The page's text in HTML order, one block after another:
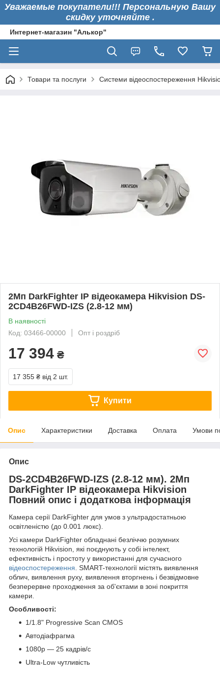
Уважаемые покупатели!!! Персональную Вашу
скидку уточняйте .
Интернет-магазин "Алькор"
Товари та послуги Системи відеоспостереження
2Мп DarkFighter IP відеокамера Hikvision DS-
2CD4B26FWD-IZS (2.8-12 мм)
В наявності
Код: 03466-00000
Опт і роздріб
17 394 ₴
17 355 ₴ від 2 шт.
Купити
Опис Характеристики Доставка Оплата Умови
Опис
DS-2CD4B26FWD-IZS (2.8-12 мм). 2Мп
DarkFighter IP відеокамера Hikvision
Повний опис і додаткова інформація
Камера серії DarkFighter для умов з ультрадостатньою
освітленістю (до 0.001 люкс).
Усі камери DarkFighter обладнані безліччю розумних
технологій Hikvision, які поєднують у собі інтелект,
ефективність і простоту у використанні для сучасного
відеоспостереження. SMART-технології містять виявлення
облич, виявлення руху, виявлення вторгнень і безвідмовне
безперервне проходження за об'єктами в зоні покриття
камери.
Особливості:
1/1.8" Progressive Scan CMOS
Автодіафрагма
1080p — 25 кадрів/с
Ultra-Low чутливість